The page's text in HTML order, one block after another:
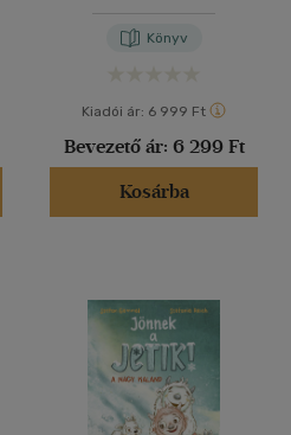
Könyv
Kiadói ár: 6 999 Ft
Bevezető ár: 6 299 Ft
Kosárba